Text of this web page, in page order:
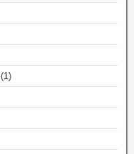
(1)